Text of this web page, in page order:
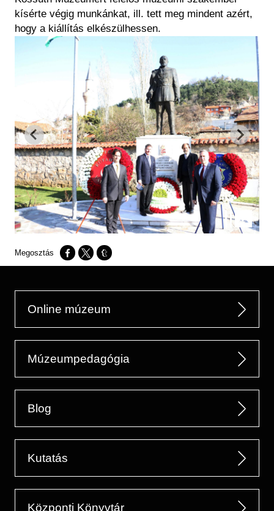
kísérte végig munkánkat, ill. tett meg mindent azért,
hogy a kiállítás elkészülhessen.
Opens in a new window
Opens in a new window
Opens in a new window
Online múzeum
Múzeumpedagógia
Blog
Kutatás
Központi Könyvtár